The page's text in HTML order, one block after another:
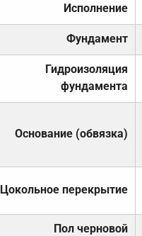
Исполнение
Фундамент
Гидроизоляция
фундамента
Основание (обвязка)
Цокольное перекрытие
Пол черновой